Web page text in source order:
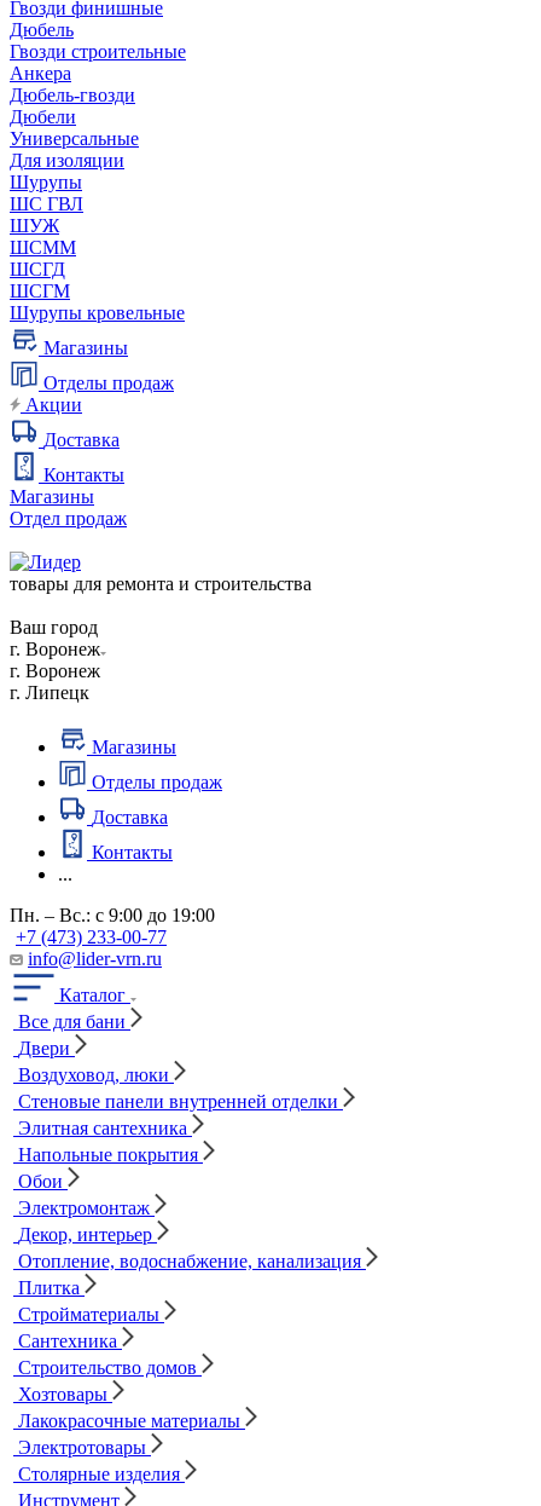
Гвозди финишные
Дюбель
Гвозди строительные
Анкера
Дюбель-гвозди
Дюбели
Универсальные
Для изоляции
Шурупы
ШС ГВЛ
ШУЖ
ШСММ
ШСГД
ШСГМ
Шурупы кровельные
Магазины
Отделы продаж
Акции
Доставка
Контакты
Магазины
Отдел продаж
товары для ремонта и строительства
Ваш город
г. Воронеж
г. Воронеж
г. Липецк
Магазины
Отделы продаж
Доставка
Контакты
...
Пн. – Вс.: с 9:00 до 19:00
+7 (473) 233-00-77
info@lider-vrn.ru
Каталог
Все для бани
Двери
Воздуховод, люки
Стеновые панели внутренней отделки
Элитная сантехника
Напольные покрытия
Обои
Электромонтаж
Декор, интерьер
Отопление, водоснабжение, канализация
Плитка
Стройматериалы
Сантехника
Строительство домов
Хозтовары
Лакокрасочные материалы
Электротовары
Столярные изделия
Инструмент